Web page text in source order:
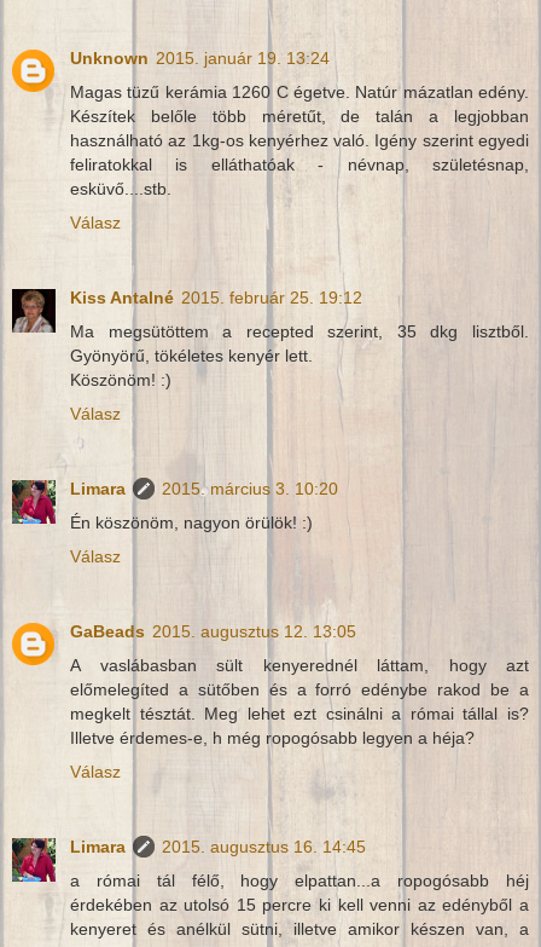
Unknown 2015. január 19. 13:24
Magas tüzű kerámia 1260 C égetve. Natúr mázatlan edény.
Készítek belőle több méretűt, de talán a legjobban
használható az 1kg-os kenyérhez való. Igény szerint egyedi
feliratokkal is elláthatóak - névnap, születésnap,
esküvő....stb.
Válasz
Kiss Antalné 2015. február 25. 19:12
Ma megsütöttem a recepted szerint, 35 dkg lisztből.
Gyönyörű, tökéletes kenyér lett.
Köszönöm! :)
Válasz
Limara
2015. március 3. 10:20
Én köszönöm, nagyon örülök! :)
Válasz
GaBeads 2015. augusztus 12. 13:05
A vaslábasban sült kenyerednél láttam, hogy azt
előmelegíted a sütőben és a forró edénybe rakod be a
megkelt tésztát. Meg lehet ezt csinálni a római tállal is?
Illetve érdemes-e, h még ropogósabb legyen a héja?
Válasz
Limara
2015. augusztus 16. 14:45
a római tál félő, hogy elpattan...a ropogósabb héj
érdekében az utolsó 15 percre ki kell venni az edényből a
kenyeret és anélkül sütni, illetve amikor készen van, a